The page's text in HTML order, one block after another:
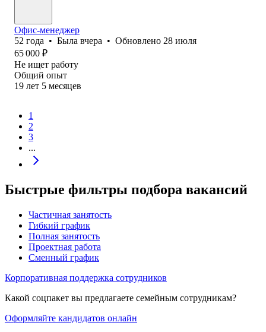
Офис-менеджер
52 года • Была вчера • Обновлено 28 июля
65 000 ₽
Не ищет работу
Общий опыт
19 лет 5 месяцев
1
2
3
...
Быстрые фильтры подбора вакансий
Частичная занятость
Гибкий график
Полная занятость
Проектная работа
Сменный график
Корпоративная поддержка сотрудников
Какой соцпакет вы предлагаете семейным сотрудникам?
Оформляйте кандидатов онлайн